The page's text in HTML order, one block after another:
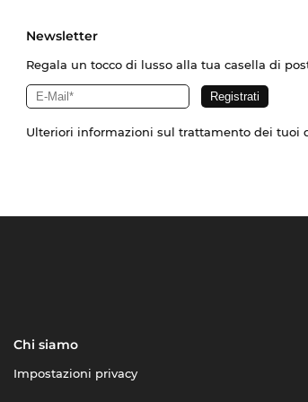
Newsletter
Regala un tocco di lusso alla tua casella di
Ulteriori informazioni sul trattamento dei tuoi
Chi siamo
Impostazioni privacy